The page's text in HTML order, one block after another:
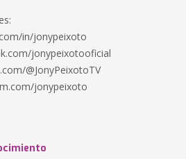
in/jonypeixoto
jonypeixotooficial
@JonyPeixotoTV
jonypeixoto